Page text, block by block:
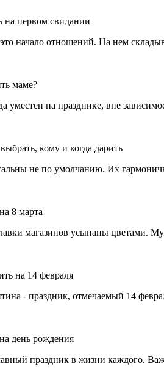
на первом свидании
начало отношений. На нем
маме?
уместен на празднике, вне
кому и когда дарить
не по умолчанию. Их
8 марта
магазинов усыпаны цветами.
на 14 февраля
- праздник, отмечаемый 14
день рождения
праздник в жизни каждого.